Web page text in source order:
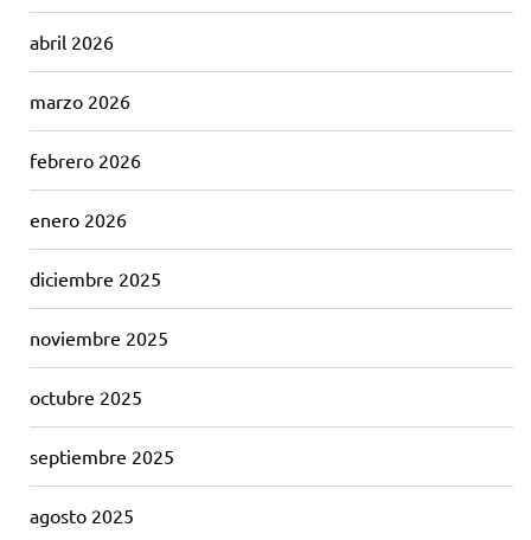
abril 2026
marzo 2026
febrero 2026
enero 2026
diciembre 2025
noviembre 2025
octubre 2025
septiembre 2025
agosto 2025